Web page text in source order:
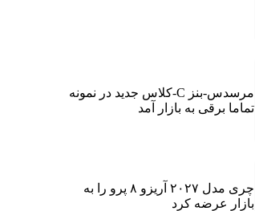
مرسدس-بنز C-کلاس جدید در نمونه
تماما برقی به بازار آمد
چری مدل ۲۰۲۷ آریزو ۸ پرو را به
بازار عرضه کرد